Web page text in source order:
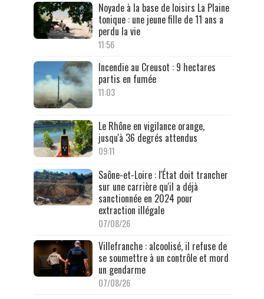
Noyade à la base de loisirs La Plaine
tonique : une jeune fille de 11 ans a
perdu la vie
11:56
Incendie au Creusot : 9 hectares
partis en fumée
11:03
Le Rhône en vigilance orange,
jusqu'à 36 degrés attendus
09:11
Saône-et-Loire : l'État doit trancher
sur une carrière qu'il a déjà
sanctionnée en 2024 pour
extraction illégale
07/08/26
Villefranche : alcoolisé, il refuse de
se soumettre à un contrôle et mord
un gendarme
07/08/26